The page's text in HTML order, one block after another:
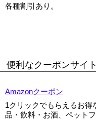
各種割引あり。
便利なクーポンサイト
Amazonクーポン
1クリックでもらえるお得
品・飲料・お酒、ペット